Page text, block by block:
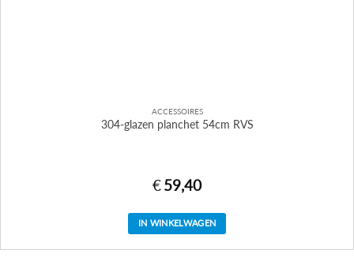
ACCESSOIRES
304-glazen planchet 54cm RVS
€59,40
IN WINKELWAGEN